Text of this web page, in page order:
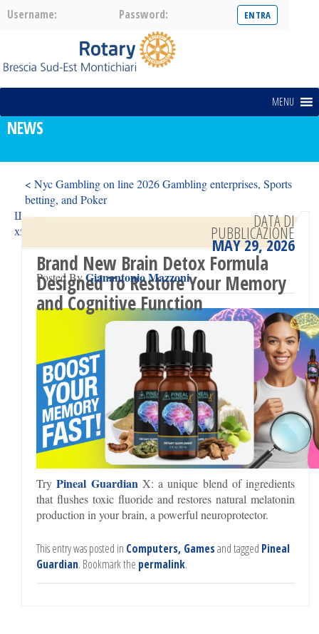
Username: Password:
MENU
NEWS
< Nyc Gambling on line 2026 Gambling enterprises, Sports
betting, and Poker
Шинэчлэх аргууд Шүүмжлэхгүйгээр мөрийтэй тоглоомыг
хэрхэн эхлэх вэ Pinco casino >
Brand New Brain Detox Formula
Designed To Restore Your Memory
and Cognitive Function
Posted ByGianantonio Mazzoni
DATA DI
PUBBLICAZIONE
MAY 29, 2026
TryPineal Guardian X: a unique blend of ingredients
that flushes toxic fluoride and restores natural melatonin
production in your brain, a powerful neuroprotector.
This entry was posted in Computers, Gamesand tagged Pineal
Guardian. Bookmark the permalink.